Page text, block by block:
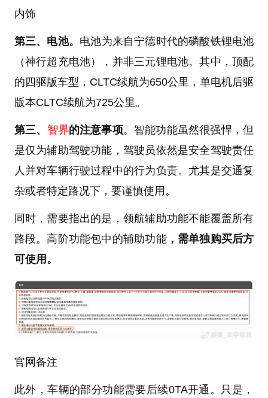
内饰
第三、电池。 电池为来自宁德时代的磷酸铁锂电池
（神行超充电池），并非三元锂电池。其中，顶配
的四驱版车型，CLTC续航为650公里，单电机后驱
版本CLTC续航为725公里。
第三、 智界的注意事项。智能功能虽然很强悍，但
是仅为辅助驾驶功能，驾驶员依然是安全驾驶责任
人并对车辆行驶过程中的行为负责。尤其是交通复
杂或者特定路况下，要谨慎使用。
同时，需要指出的是，领航辅助功能不能覆盖所有
路段。高阶功能包中的辅助功能，需单独购买后方
可使用。
官网备注
此外，车辆的部分功能需要后续0TA开通。只是，